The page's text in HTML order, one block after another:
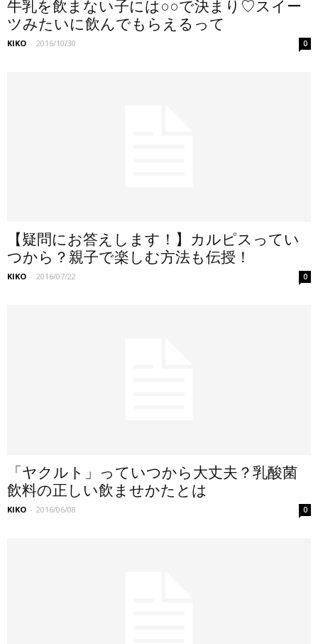
牛乳を飲まない子には○○で決まり♡スイー
ツみたいに飲んでもらえるって
KIKO - 2016/10/30 0
【疑問にお答えします！】カルピスってい
つから？親子で楽しむ方法も伝授！
KIKO - 2016/07/22 0
「ヤクルト」っていつから大丈夫？乳酸菌
飲料の正しい飲ませかたとは
KIKO - 2016/06/08 0